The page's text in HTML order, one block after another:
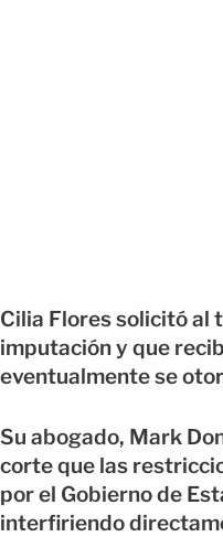
Cilia Flores solicitó al
imputación y que
eventualmente se
Su abogado, Mark
corte que las
por el Gobierno de
interfiriendo